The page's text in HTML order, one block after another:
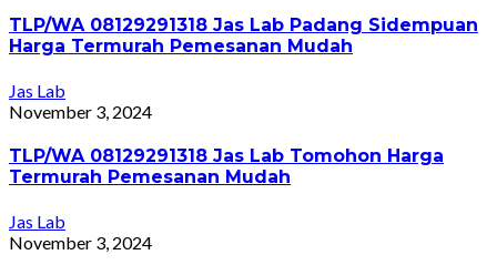
TLP/WA 08129291318 Jas Lab Padang Sidempuan
Harga Termurah Pemesanan Mudah
Jas Lab
November 3, 2024
TLP/WA 08129291318 Jas Lab Tomohon Harga
Termurah Pemesanan Mudah
Jas Lab
November 3, 2024